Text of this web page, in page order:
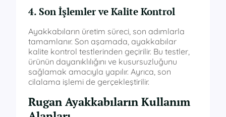
4. Son İşlemler ve Kalite Kontrol
Ayakkabıların üretim süreci, son adımlarla
tamamlanır. Son aşamada, ayakkabılar
kalite kontrol testlerinden geçirilir. Bu testler,
ürünün dayanıklılığını ve kusursuzluğunu
sağlamak amacıyla yapılır. Ayrıca, son
cilalama işlemi de gerçekleştirilir.
Rugan Ayakkabıların Kullanım